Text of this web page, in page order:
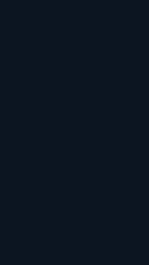
telefonu 62 735-51-05 lub